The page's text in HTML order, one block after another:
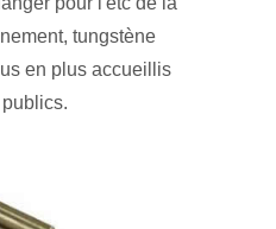
tungstène
en plus accueillis